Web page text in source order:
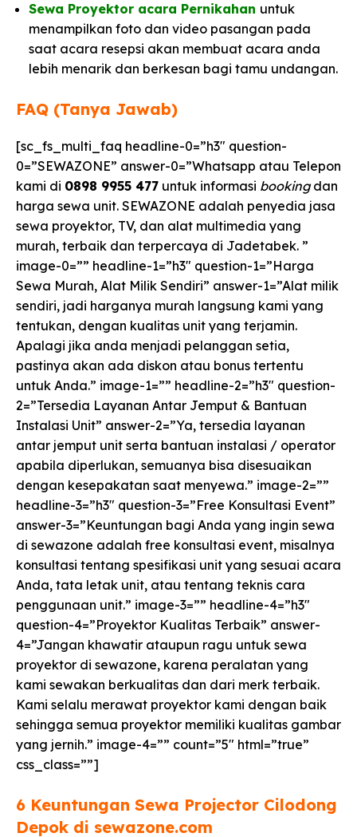
Sewa Proyektor acara Pernikahan untuk
menampilkan foto dan video pasangan pada
saat acara resepsi akan membuat acara anda
lebih menarik dan berkesan bagi tamu undangan.
FAQ (Tanya Jawab)
[sc_fs_multi_faq headline-0=”h3″ question-
0=”SEWAZONE” answer-0=”Whatsapp atau Telepon
kami di 0898 9955 477 untuk informasi bookingdan
harga sewa unit. SEWAZONE adalah penyedia jasa
sewa proyektor, TV, dan alat multimedia yang
murah, terbaik dan terpercaya di Jadetabek. ”
image-0=”” headline-1=”h3″ question-1=”Harga
Sewa Murah, Alat Milik Sendiri” answer-1=”Alat milik
sendiri, jadi harganya murah langsung kami yang
tentukan, dengan kualitas unit yang terjamin.
Apalagi jika anda menjadi pelanggan setia,
pastinya akan ada diskon atau bonus tertentu
untuk Anda.” image-1=”” headline-2=”h3″ question-
2=”Tersedia Layanan Antar Jemput & Bantuan
Instalasi Unit” answer-2=”Ya, tersedia layanan
antar jemput unit serta bantuan instalasi / operator
apabila diperlukan, semuanya bisa disesuaikan
dengan kesepakatan saat menyewa.” image-2=””
headline-3=”h3″ question-3=”Free Konsultasi Event”
answer-3=”Keuntungan bagi Anda yang ingin sewa
di sewazone adalah free konsultasi event, misalnya
konsultasi tentang spesifikasi unit yang sesuai acara
Anda, tata letak unit, atau tentang teknis cara
penggunaan unit.” image-3=”” headline-4=”h3″
question-4=”Proyektor Kualitas Terbaik” answer-
4=”Jangan khawatir ataupun ragu untuk sewa
proyektor di sewazone, karena peralatan yang
kami sewakan berkualitas dan dari merk terbaik.
Kami selalu merawat proyektor kami dengan baik
sehingga semua proyektor memiliki kualitas gambar
yang jernih.” image-4=”” count=”5″ html=”true”
css_class=””]
6 Keuntungan Sewa Projector Cilodong
Depok di sewazone.com​